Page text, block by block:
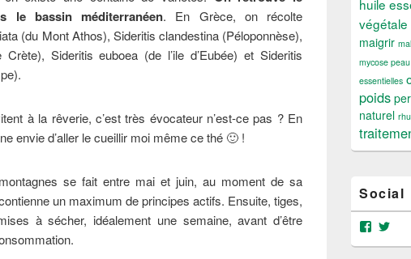
le bassin méditerranéen. En Grèce, on récolte
(du Mont Athos), Sideritis clandestina (Péloponnèse),
Sideritis euboea (de l’ile d’Eubée) et Sideritis
à la rêverie, c’est très évocateur n’est-ce pas ? En
envie d’aller le cueillir moi même ce thé 🙂 !
se fait entre mai et juin, au moment de sa
un maximum de principes actifs. Ensuite, tiges,
à sécher, idéalement une semaine, avant d’être
huile
végétale
maigrir
mycose peau
essentielles
poids
naturel
Social
Voir
profil
Voir